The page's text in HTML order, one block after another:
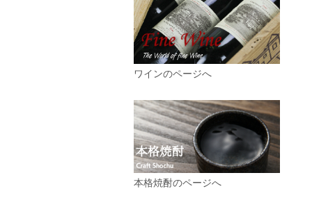
ワインのページへ
本格焼酎のページへ